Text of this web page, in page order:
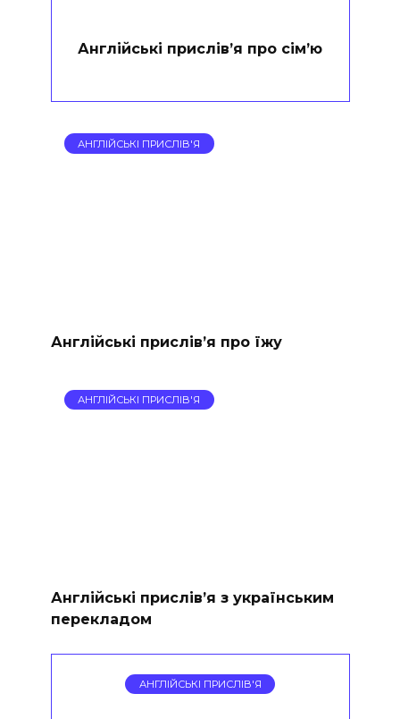
Англійські прислів’я про сім’ю
АНГЛІЙСЬКІ ПРИСЛІВ'Я
Англійські прислів’я про їжу
АНГЛІЙСЬКІ ПРИСЛІВ'Я
Англійські прислів’я з українським
перекладом
АНГЛІЙСЬКІ ПРИСЛІВ'Я